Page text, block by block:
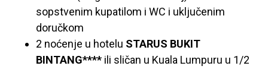
sopstvenim kupatilom i WC i uključenim
doručkom
2 noćenje u hotelu STARUS BUKIT
BINTANG**** ili sličan u Kuala Lumpuru u 1/2